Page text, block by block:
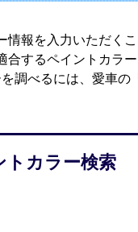
情報を入力いただく
合するペイントカラ
調べるには、愛車の
トカラー検索